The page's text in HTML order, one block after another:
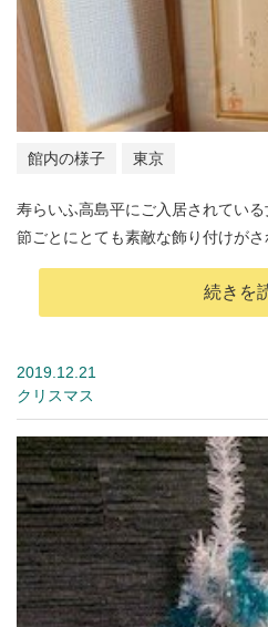
館内の様子 東京
寿らいふ高島平にご入居されてい
節ごとにとても素敵な飾り付けが
続きを
2019.12.21
クリスマス